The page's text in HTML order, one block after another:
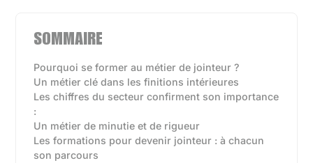
SOMMAIRE
Pourquoi se former au métier de jointeur ?
Un métier clé dans les finitions intérieures
Les chiffres du secteur confirment son importance
:
Un métier de minutie et de rigueur
Les formations pour devenir jointeur : à chacun
son parcours